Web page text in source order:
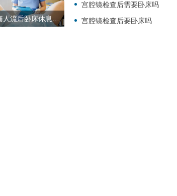
宫腔镜检查后需要卧床吗
宫腔镜检查后要卧床吗